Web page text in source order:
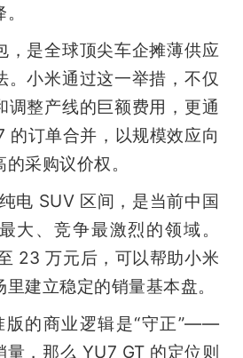
，是全球顶尖车企摊薄供应
。小米通过这一举措，不仅
调整产线的巨额费用，更通
的订单合并，以规模效应向
采购议价权。
电 SUV 区间，是当前中国
大、竞争最激烈的领域。
23 万元后，可以帮助小米
建立稳定的销量基本盘。
版的商业逻辑是“守正”——
量，那么 YU7 GT 的定位则